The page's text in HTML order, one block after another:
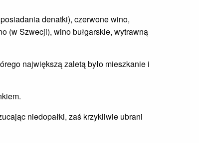
denatki), czerwone wino,
(w Szwecji), wino bułgarskie, wytrawną
największą zaletą było mieszkanie i
niedopałki, zaś krzykliwie ubrani